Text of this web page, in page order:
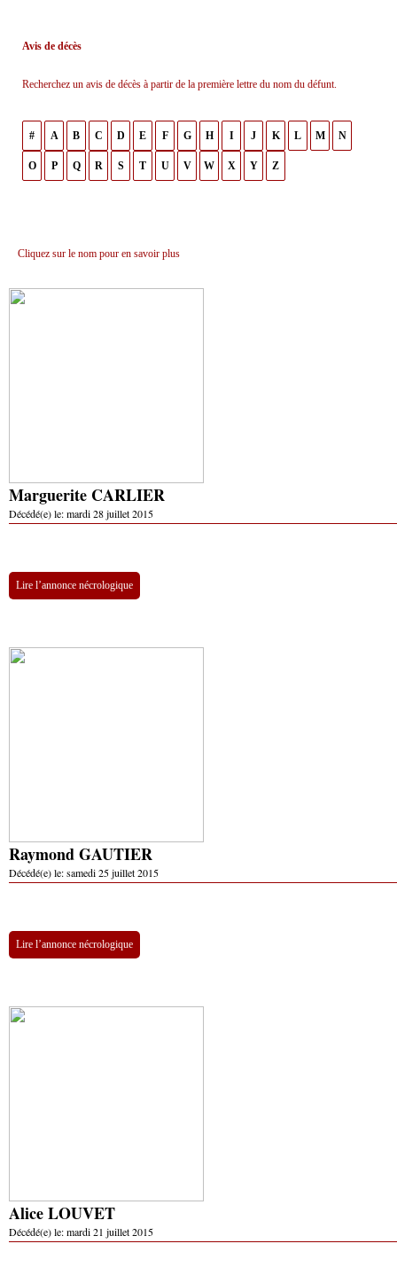
Avis de décès
Recherchez un avis de décès à partir de la première lettre du nom du défunt.
# A B C D E F G H I J K L M N
O P Q R S T U V W X Y Z
Cliquez sur le nom pour en savoir plus
Marguerite CARLIER
Décédé(e) le:mardi 28 juillet 2015
Lire l’annonce nécrologique
Raymond GAUTIER
Décédé(e) le:samedi 25 juillet 2015
Lire l’annonce nécrologique
Alice LOUVET
Décédé(e) le:mardi 21 juillet 2015